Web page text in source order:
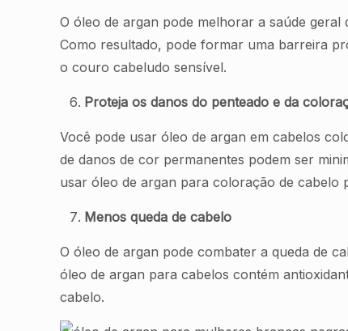
O óleo de argan pode melhorar a saúde
Como resultado, pode formar uma barreira
o couro cabeludo sensível.
Proteja os danos do penteado e da
Você pode usar óleo de argan em cabelos
de danos de cor permanentes podem ser
usar óleo de argan para coloração de
Menos queda de cabelo
O óleo de argan pode combater a queda de
óleo de argan para cabelos contém
cabelo.